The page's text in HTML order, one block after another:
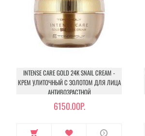
INTENSE CARE GOLD 24K SNAIL CREAM -
КРЕМ УЛИТОЧНЫЙ С ЗОЛОТОМ ДЛЯ ЛИЦА
АНТИВОЗРАСТНОЙ
6150.00Р.